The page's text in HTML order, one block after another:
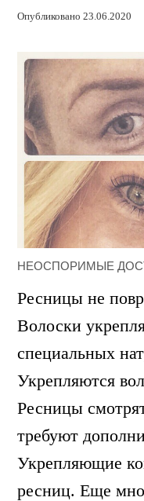
Опубликовано 23.06.2020
НЕОСПОРИМЫЕ
Ресницы не
Волоски
специальных
Укрепляются
Ресницы
требуют
Укрепляющие
ресниц. Еще